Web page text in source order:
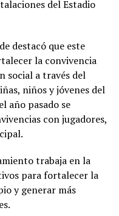
del Estadio
destacó que este
la convivencia
social a través del
niños y jóvenes del
año pasado se
con jugadores,
trabaja en la
para fortalecer la
y generar más